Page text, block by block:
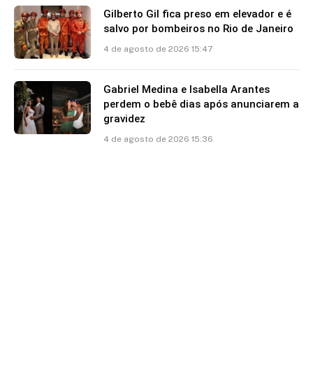
Gilberto Gil fica preso em elevador e é
salvo por bombeiros no Rio de Janeiro
4 de agosto de 2026 15:47
Gabriel Medina e Isabella Arantes
perdem o bebê dias após anunciarem a
gravidez
4 de agosto de 2026 15:36